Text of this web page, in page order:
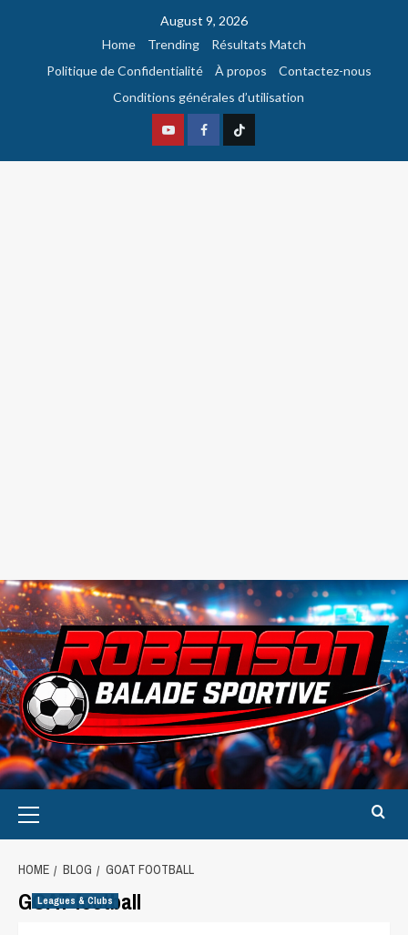
August 9, 2026
Home
Trending
Résultats Match
Politique de Confidentialité
À propos
Contactez-nous
Conditions générales d’utilisation
HOME BLOG GOAT FOOTBALL
GOAT football
Leagues & Clubs